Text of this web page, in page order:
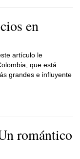
en
artículo le
que está
grandes e influyente
romántico